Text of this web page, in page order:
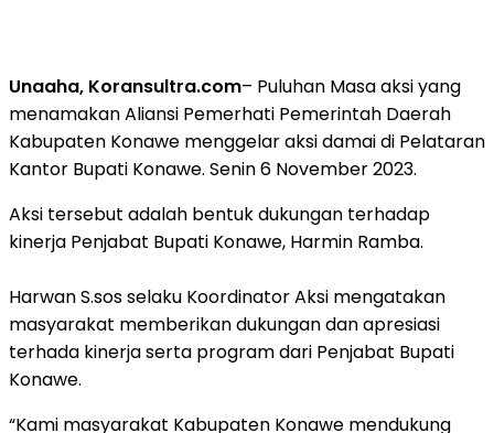
Unaaha, Koransultra.com– Puluhan Masa aksi yang
menamakan Aliansi Pemerhati Pemerintah Daerah
Kabupaten Konawe menggelar aksi damai di Pelataran
Kantor Bupati Konawe. Senin 6 November 2023.
Aksi tersebut adalah bentuk dukungan terhadap
kinerja Penjabat Bupati Konawe, Harmin Ramba.
Harwan S.sos selaku Koordinator Aksi mengatakan
masyarakat memberikan dukungan dan apresiasi
terhada kinerja serta program dari Penjabat Bupati
Konawe.
“Kami masyarakat Kabupaten Konawe mendukung